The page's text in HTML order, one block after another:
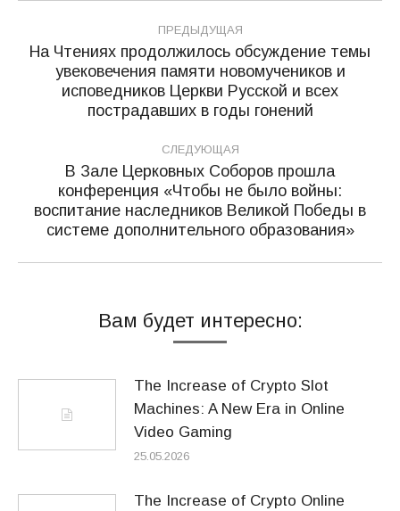
Навигация
по
записям
ПРЕДЫДУЩАЯ
Предыдущая
запись:
На Чтениях продолжилось обсуждение темы
увековечения памяти новомучеников и
исповедников Церкви Русской и всех
пострадавших в годы гонений
СЛЕДУЮЩАЯ
Следующая
запись:
В Зале Церковных Соборов прошла
конференция «Чтобы не было войны:
воспитание наследников Великой Победы в
системе дополнительного образования»
Вам будет интересно:
The Increase of Crypto Slot
Machines: A New Era in Online
Video Gaming
25.05.2026
The Increase of Crypto Online